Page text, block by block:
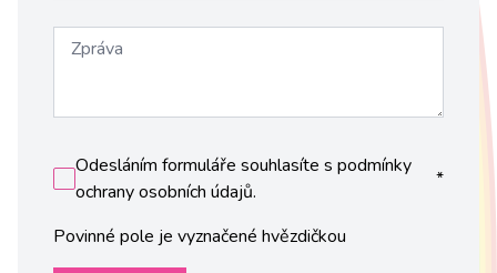
Zpráva
Odesláním formuláře souhlasíte s podmínky
ochrany osobních údajů.
*
Povinné pole je vyznačené hvězdičkou